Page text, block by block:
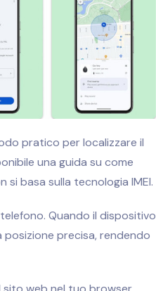
pratico per localizzare il
una guida su come
basa sulla tecnologia IMEI.
Quando il dispositivo
precisa, rendendo